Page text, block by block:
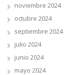
noviembre 2024
octubre 2024
septiembre 2024
julio 2024
junio 2024
mayo 2024